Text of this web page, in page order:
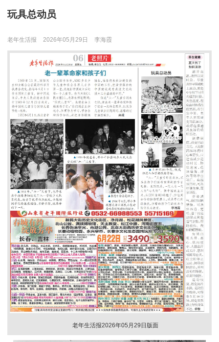
玩具总动员
老年生活报 2026年05月29日 李海霞
老年生活报2026年05月29日版面